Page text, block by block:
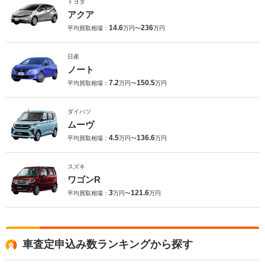
トヨタ
アクア
平均買取相場： 14.6万円〜236万円
日産
ノート
平均買取相場： 7.2万円〜150.5万円
ダイハツ
ムーヴ
平均買取相場： 4.5万円〜136.6万円
スズキ
ワゴンR
平均買取相場： 3万円〜121.6万円
車査定申込み数ランキングから探す